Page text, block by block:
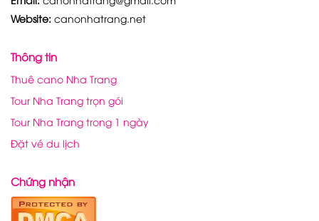
Website: canonhatrang.net
Thông tin
Thuê cano Nha Trang
Tour Nha Trang trọn gói
Tour Nha Trang trong 1 ngày
Đặt vé du lịch
Chứng nhận